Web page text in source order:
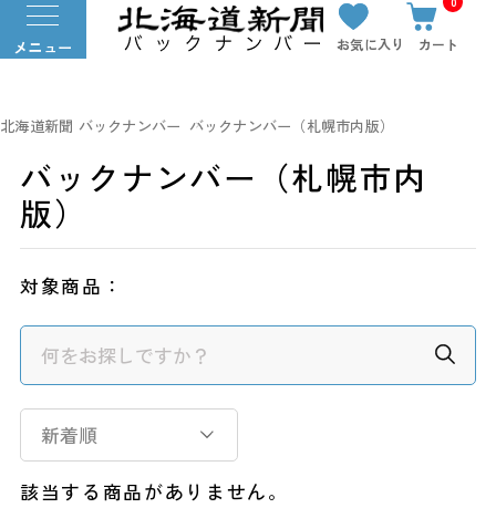
メニュー お気に入り カート
北海道新聞 バックナンバー バックナンバー（札幌市内版）
バックナンバー（札幌市内
版）
対象商品：
新着順
該当する商品がありません。